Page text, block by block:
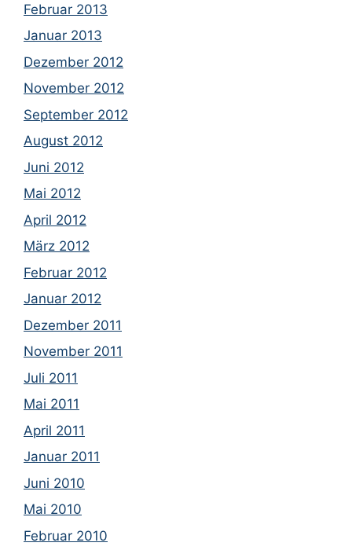
Februar 2013
Januar 2013
Dezember 2012
November 2012
September 2012
August 2012
Juni 2012
Mai 2012
April 2012
März 2012
Februar 2012
Januar 2012
Dezember 2011
November 2011
Juli 2011
Mai 2011
April 2011
Januar 2011
Juni 2010
Mai 2010
Februar 2010